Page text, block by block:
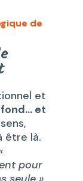
de
et
et
être là.
pour